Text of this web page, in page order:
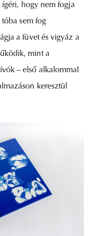
ígéri, hogy nem fogja
sem fog
a füvet és vigyáz a
mint a
– első alkalommal
keresztül